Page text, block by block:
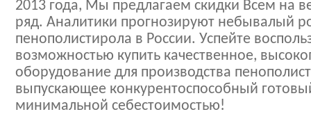
2013 года, Мы предлагаем скидки Всем на
ряд. Аналитики прогнозируют небывалый
пенополистирола в России. Успейте
возможностью купить качественное,
оборудование для производства
выпускающее конкурентоспособный
минимальной себестоимостью!